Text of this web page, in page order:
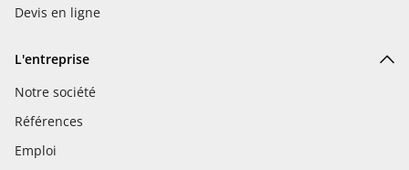
Devis en ligne
L'entreprise
Notre société
Références
Emploi